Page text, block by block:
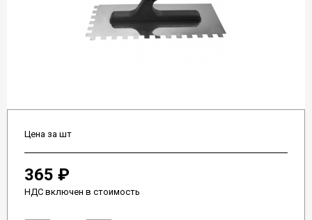
Цена за шт
365 ₽
НДС включен в стоимость